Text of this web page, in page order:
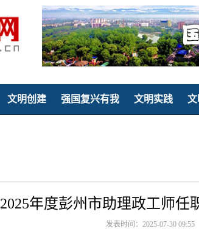
文明创建 强国复兴有我 文明实践 文
2025年度彭州市助理政工师任
发表时间：2025-07-30 09:55